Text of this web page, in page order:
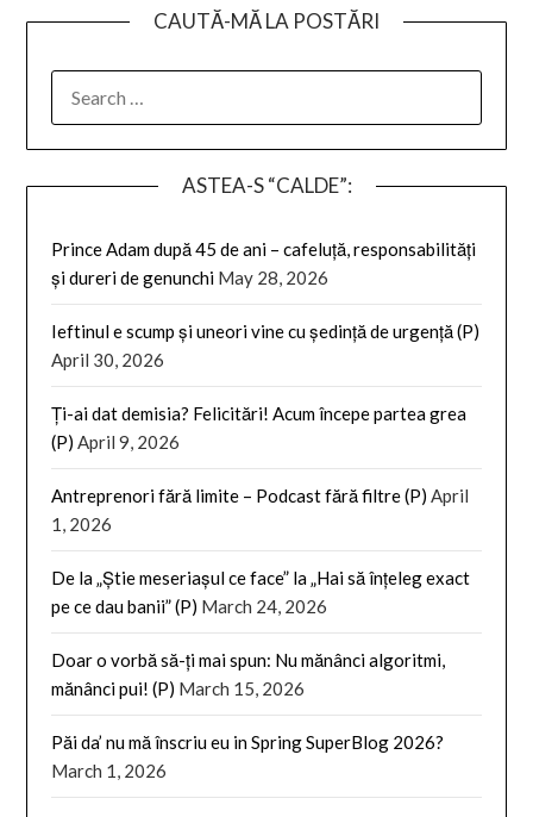
CAUTĂ-MĂ LA POSTĂRI
FOR:
ASTEA-S “CALDE”:
Prince Adam după 45 de ani – cafeluță, responsabilități
și dureri de genunchi May 28, 2026
Ieftinul e scump și uneori vine cu ședință de urgență (P)
April 30, 2026
Ți-ai dat demisia? Felicitări! Acum începe partea grea
(P) April 9, 2026
Antreprenori fără limite – Podcast fără filtre (P) April
1, 2026
De la „Știe meseriașul ce face” la „Hai să înțeleg exact
pe ce dau banii” (P) March 24, 2026
Doar o vorbă să-ți mai spun: Nu mănânci algoritmi,
mănânci pui! (P) March 15, 2026
Păi da’ nu mă înscriu eu in Spring SuperBlog 2026?
March 1, 2026